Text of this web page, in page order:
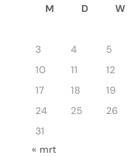
M D W
3
4 5
10
11 12
17
18 19
24
25 26
31
« mrt